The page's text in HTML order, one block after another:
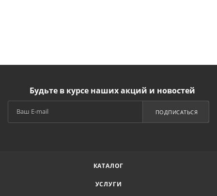
Будьте в курсе наших акций и новостей
ПОДПИСАТЬСЯ
КАТАЛОГ
УСЛУГИ